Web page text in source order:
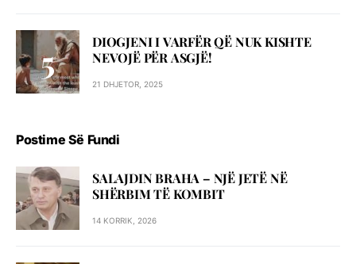
DIOGJENI I VARFËR QË NUK KISHTE
NEVOJË PËR ASGJË!
21 DHJETOR, 2025
Postime Së Fundi
SALAJDIN BRAHA – NJЁ JETЁ NЁ
SHЁRBIM TЁ KOMBIT
14 KORRIK, 2026